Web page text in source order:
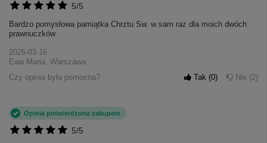
5/5
Bardzo pomysłowa pamiątka Chrztu Sw. w sam raz dla moich dwóch
prawnuczków
2026-03-16
Ewa Maria, Warszawa
Czy opinia była pomocna?
Tak 0 Nie 2
5/5
Opinia potwierdzona zakupem